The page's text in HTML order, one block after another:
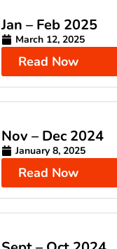
Jan – Feb 2025
March 12, 2025
Read Now
Nov – Dec 2024
January 8, 2025
Read Now